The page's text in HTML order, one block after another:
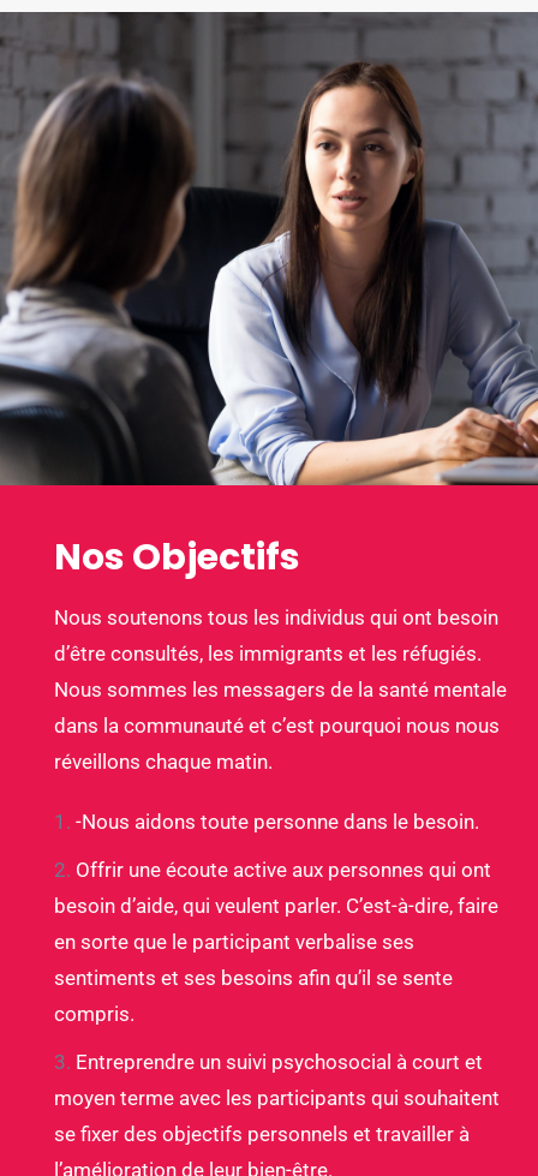
Nos Objectifs
Nous soutenons tous les individus qui ont besoin
d’être consultés, les immigrants et les réfugiés.
Nous sommes les messagers de la santé mentale
dans la communauté et c’est pourquoi nous nous
réveillons chaque matin.
-Nous aidons toute personne dans le besoin.
Offrir une écoute active aux personnes qui ont
besoin d’aide, qui veulent parler. C’est-à-dire, faire
en sorte que le participant verbalise ses
sentiments et ses besoins afin qu’il se sente
compris.
Entreprendre un suivi psychosocial à court et
moyen terme avec les participants qui souhaitent
se fixer des objectifs personnels et travailler à
l’amélioration de leur bien-être.